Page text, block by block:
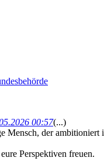
00:57(...)
Mensch, der
Perspektiven freuen.